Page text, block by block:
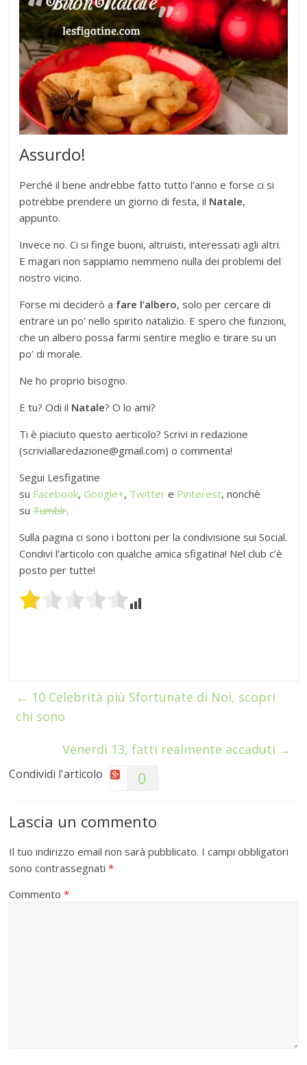
Assurdo!
Perché il bene andrebbe fatto tutto l’anno e forse ci si
potrebbe prendere un giorno di festa, il Natale,
appunto.
Invece no. Ci si finge buoni, altruisti, interessati agli altri.
E magari non sappiamo nemmeno nulla dei problemi del
nostro vicino.
Forse mi deciderò a fare l’albero, solo per cercare di
entrare un po’ nello spirito natalizio. E spero che funzioni,
che un albero possa farmi sentire meglio e tirare su un
po’ di morale.
Ne ho proprio bisogno.
E tu? Odi il Natale? O lo ami?
Ti è piaciuto questo aerticolo? Scrivi in redazione
(scriviallaredazione@gmail.com) o commenta!
Segui Lesfigatine
su Facebook, Google+, Twitter e Pinterest, nonchè
suTumblr.
Sulla pagina ci sono i bottoni per la condivisione sui Social.
Condivi l’articolo con qualche amica sfigatina! Nel club c’è
posto per tutte!
← 10 Celebrità più Sfortunate di Noi, scopri
chi sono
Venerdì 13, fatti realmente accaduti →
Condividi l'articolo 0
Lascia un commento
Il tuo indirizzo email non sarà pubblicato. I campi obbligatori
sono contrassegnati*
Commento*